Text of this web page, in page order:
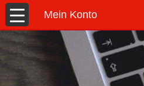
Mein Konto